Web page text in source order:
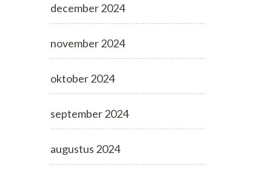
december 2024
november 2024
oktober 2024
september 2024
augustus 2024